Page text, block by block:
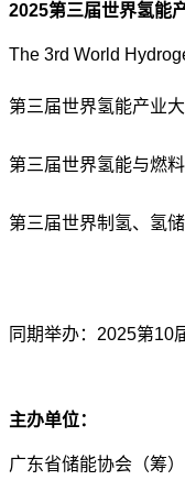
2025第三届世界氢能
The 3rd World
第三届世界氢能产业
第三届世界氢能与燃
第三届世界制氢、氢
同期举办： 2025第10
主办单位：
广东省储能协会（筹